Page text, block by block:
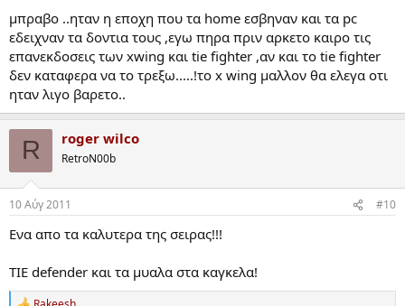
μπραβο ..ηταν η εποχη που τα home εσβηναν και τα pc
εδειχναν τα δοντια τους ,εγω πηρα πριν αρκετο καιρο τις
επανεκδοσεις των xwing και tie fighter ,αν και το tie fighter
δεν καταφερα να το τρεξω.....!το x wing μαλλον θα ελεγα οτι
ηταν λιγο βαρετο..
R roger wilco
RetroN00b
10 Αύγ 2011 #10
Ενα απο τα καλυτερα της σειρας!!!
ΤΙΕ defender και τα μυαλα στα καγκελα!